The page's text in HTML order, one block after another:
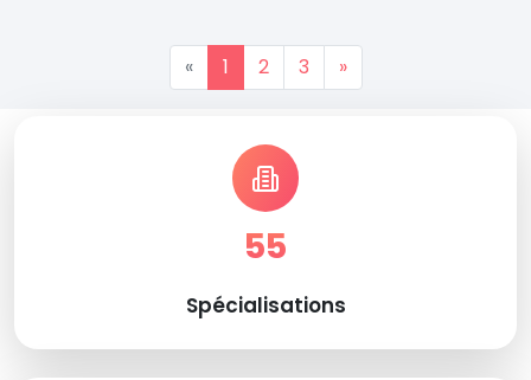
« 1 2 3 »
55
Spécialisations